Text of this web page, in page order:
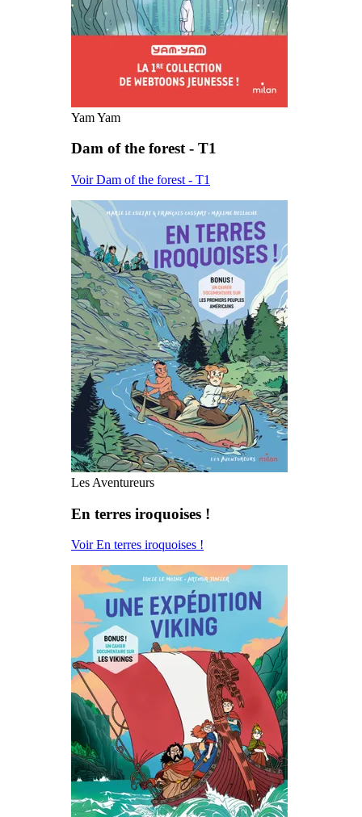
Yam Yam
Dam of the forest - T1
Voir Dam of the forest - T1
Les Aventureurs
En terres iroquoises !
Voir En terres iroquoises !